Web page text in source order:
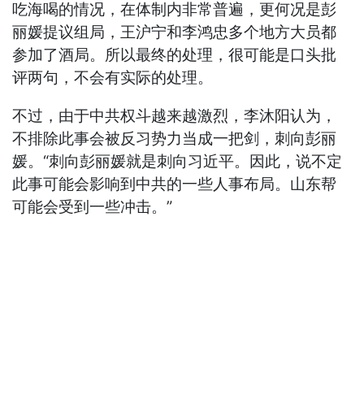
吃海喝的情况，在体制内非常普遍，更何况是彭
丽媛提议组局，王沪宁和李鸿忠多个地方大员都
参加了酒局。所以最终的处理，很可能是口头批
评两句，不会有实际的处理。
不过，由于中共权斗越来越激烈，李沐阳认为，
不排除此事会被反习势力当成一把剑，刺向彭丽
媛。“刺向彭丽媛就是刺向习近平。因此，说不定
此事可能会影响到中共的一些人事布局。山东帮
可能会受到一些冲击。”